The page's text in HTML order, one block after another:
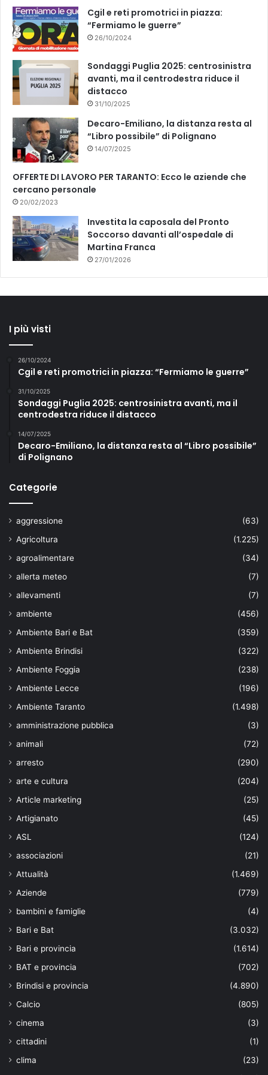
k
Cgil e reti promotrici in piazza:
“Fermiamo le guerre”
26/10/2024
Sondaggi Puglia 2025: centrosinistra
avanti, ma il centrodestra riduce il
distacco
31/10/2025
Decaro-Emiliano, la distanza resta al
“Libro possibile” di Polignano
14/07/2025
OFFERTE DI LAVORO PER TARANTO: Ecco le aziende che
cercano personale
20/02/2023
Investita la caposala del Pronto
Soccorso davanti all’ospedale di
Martina Franca
27/01/2026
I più visti
26/10/2024
Cgil e reti promotrici in piazza: “Fermiamo le guerre”
31/10/2025
Sondaggi Puglia 2025: centrosinistra avanti, ma il
centrodestra riduce il distacco
14/07/2025
Decaro-Emiliano, la distanza resta al “Libro possibile”
di Polignano
Categorie
aggressione
(63)
Agricoltura
(1.225)
agroalimentare
(34)
allerta meteo
(7)
allevamenti
(7)
ambiente
(456)
Ambiente Bari e Bat
(359)
Ambiente Brindisi
(322)
Ambiente Foggia
(238)
Ambiente Lecce
(196)
Ambiente Taranto
(1.498)
amministrazione pubblica
(3)
animali
(72)
arresto
(290)
arte e cultura
(204)
Article marketing
(25)
Artigianato
(45)
ASL
(124)
associazioni
(21)
Attualità
(1.469)
Aziende
(779)
bambini e famiglie
(4)
Bari e Bat
(3.032)
Bari e provincia
(1.614)
BAT e provincia
(702)
Brindisi e provincia
(4.890)
Calcio
(805)
cinema
(3)
cittadini
(1)
clima
(23)